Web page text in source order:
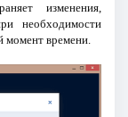
изменения,
необходимости
момент времени.